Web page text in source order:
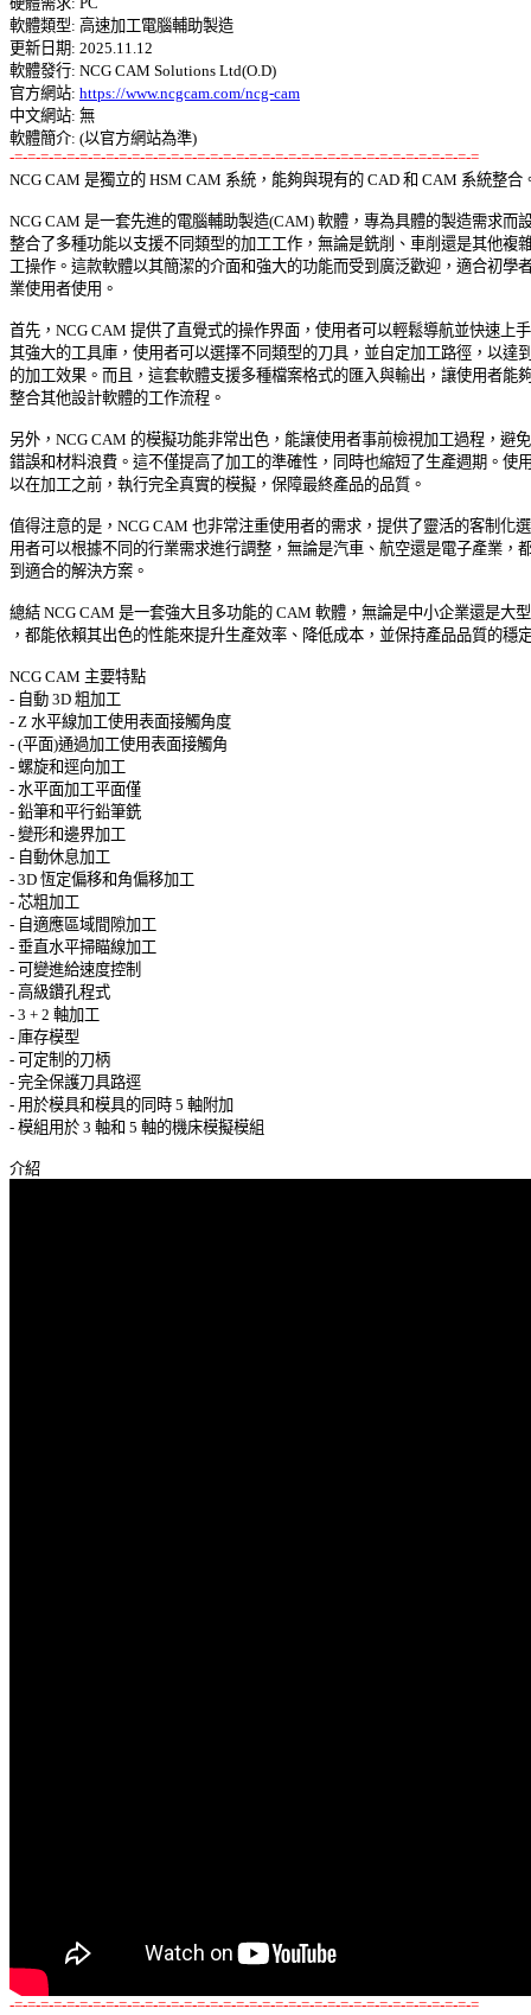
軟體類型: 高速加工電腦輔助製造
更新日期: 2025.11.12
軟體發行: NCG CAM Solutions Ltd(O.D)
官方網站: https://www.ncgcam.com/ncg-cam
中文網站: 無
-=-=-=-=-=-=-=-=-=-=-=-=-=-=-=-=-=-=-=-=-=-=-=-=-=-=-=-=-=-=-=-=-=-=-=-=
NCG CAM 是獨立的 HSM CAM 系統，能夠與現有的 CAD 和 CAM 系統整合
NCG CAM 是一套先進的電腦輔助製造(CAM) 軟體，專為具體的製造需求而
整合了多種功能以支援不同類型的加工工作，無論是銑削、車削還是其他複
工操作。這款軟體以其簡潔的介面和強大的功能而受到廣泛歡迎，適合初學
業使用者使用。
首先，NCG CAM 提供了直覺式的操作界面，使用者可以輕鬆導航並快速上
其強大的工具庫，使用者可以選擇不同類型的刀具，並自定加工路徑，以達
的加工效果。而且，這套軟體支援多種檔案格式的匯入與輸出，讓使用者能
整合其他設計軟體的工作流程。
另外，NCG CAM 的模擬功能非常出色，能讓使用者事前檢視加工過程，避
錯誤和材料浪費。這不僅提高了加工的準確性，同時也縮短了生產週期。使
以在加工之前，執行完全真實的模擬，保障最終產品的品質。
值得注意的是，NCG CAM 也非常注重使用者的需求，提供了靈活的客制化
用者可以根據不同的行業需求進行調整，無論是汽車、航空還是電子產業，
到適合的解決方案。
總結 NCG CAM 是一套強大且多功能的 CAM 軟體，無論是中小企業還是大
，都能依賴其出色的性能來提升生產效率、降低成本，並保持產品品質的穩
NCG CAM 主要特點
- 自動 3D 粗加工
- Z 水平線加工使用表面接觸角度
- (平面)通過加工使用表面接觸角
- 螺旋和逕向加工
- 水平面加工平面僅
- 鉛筆和平行鉛筆銑
- 變形和邊界加工
- 自動休息加工
- 3D 恆定偏移和角偏移加工
- 芯粗加工
- 自適應區域間隙加工
- 垂直水平掃瞄線加工
- 可變進給速度控制
- 高級鑽孔程式
- 3 + 2 軸加工
- 庫存模型
- 可定制的刀柄
- 完全保護刀具路逕
- 用於模具和模具的同時 5 軸附加
- 模組用於 3 軸和 5 軸的機床模擬模組
-=-=-=-=-=-=-=-=-=-=-=-=-=-=-=-=-=-=-=-=-=-=-=-=-=-=-=-=-=-=-=-=-=-=-=-=